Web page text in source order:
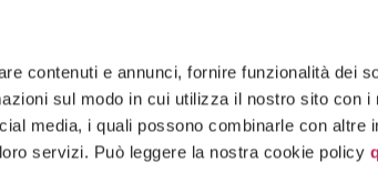
contenuti e annunci, fornire funzionalità dei
sul modo in cui utilizza il nostro sito con
media, i quali possono combinarle con altre
servizi. Può leggere la nostra cookie policy
· 07 · 2026
Sviluppare un software è un